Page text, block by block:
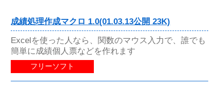
成績処理作成マクロ 1.0(01.03.13公開 23K)
Excelを使った人なら、関数のマウス入力で、誰でも
簡単に成績個人票などを作れます
フリーソフト